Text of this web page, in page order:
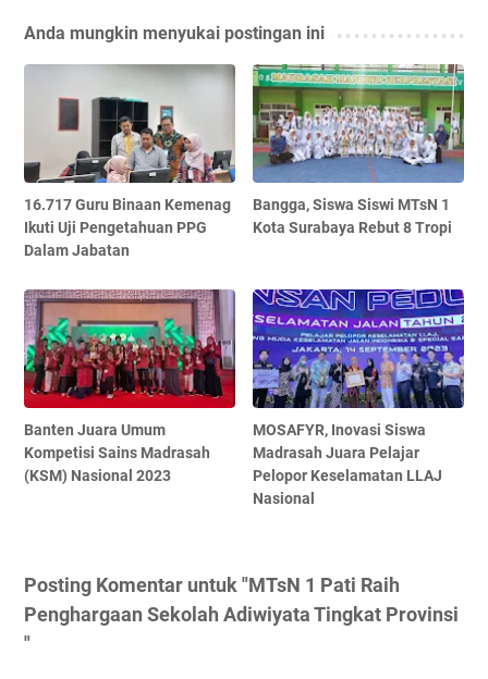
Anda mungkin menyukai postingan ini
16.717 Guru Binaan Kemenag
Ikuti Uji Pengetahuan PPG
Dalam Jabatan
Bangga, Siswa Siswi MTsN 1
Kota Surabaya Rebut 8 Tropi
Banten Juara Umum
Kompetisi Sains Madrasah
(KSM) Nasional 2023
MOSAFYR, Inovasi Siswa
Madrasah Juara Pelajar
Pelopor Keselamatan LLAJ
Nasional
Posting Komentar untuk "MTsN 1 Pati Raih
Penghargaan Sekolah Adiwiyata Tingkat Provinsi
"